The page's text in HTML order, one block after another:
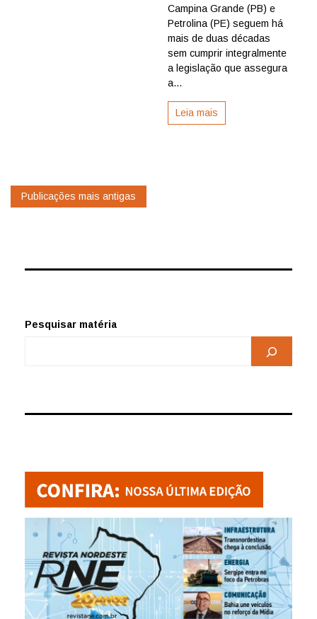
Nordeste,
parte
de
Campina Grande (PB) e
Petrolina (PE) seguem há
mais de duas décadas
sem cumprir integralmente
a legislação que assegura
a...
Leia mais
Navegação
Publicações mais antigas
Pesquisar matéria